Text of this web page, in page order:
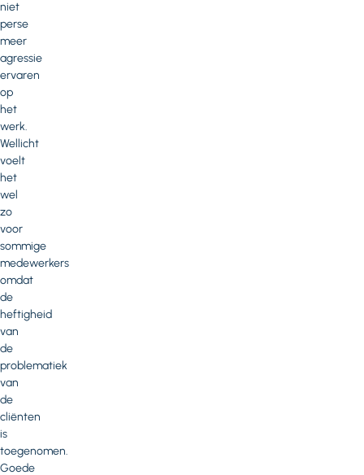
niet
perse
meer
agressie
ervaren
op
het
werk.
Wellicht
voelt
het
wel
zo
voor
sommige
medewerkers
omdat
de
heftigheid
van
de
problematiek
van
de
cliënten
is
toegenomen.
Goede